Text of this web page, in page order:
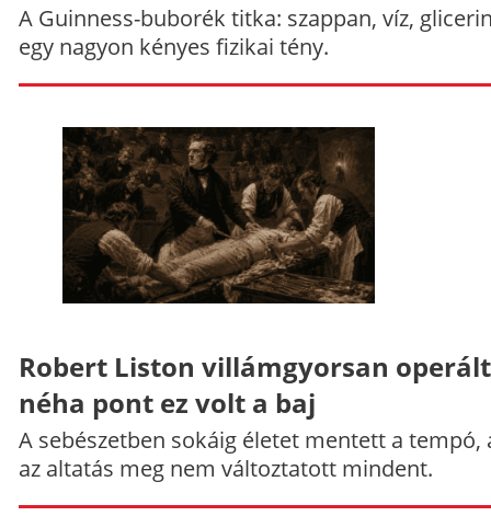
A Guinness-buborék titka: szappan, víz,
egy nagyon kényes fizikai tény.
Robert Liston villámgyorsan
néha pont ez volt a baj
A sebészetben sokáig életet mentett a tempó,
az altatás meg nem változtatott mindent.